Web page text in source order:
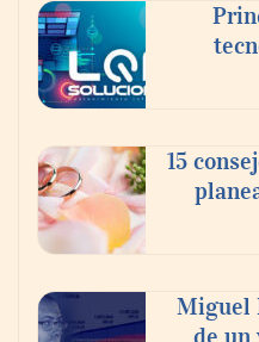
En el Día de la
mundo elige para
escogen
compromiso para el
agosto
15
Miguel